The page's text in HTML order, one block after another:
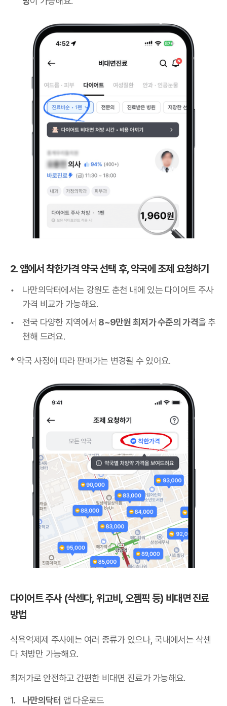
2. 앱에서 착한가격 약국 선택 후, 약국에 조제 요청하기
나만의닥터에서는 강원도 춘천 내에 있는 다이어트 주사
가격 비교가 가능해요.
전국 다양한 지역에서 8~9만원 최저가 수준의 가격을 추
천해 드려요.
* 약국 사정에 따라 판매가는 변경될 수 있어요.
다이어트 주사 (삭센다, 위고비, 오젬픽 등) 비대면 진료
방법
식욕억제제 주사에는 여러 종류가 있으나,국내에서는 삭센
다 처방만 가능해요.
최저가로 안전하고 간편한 비대면 진료가 가능해요.
나만의닥터 앱 다운로드